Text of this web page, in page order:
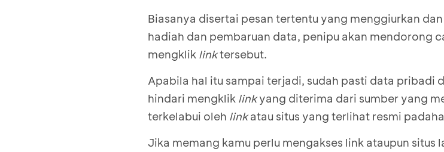
Biasanya disertai pesan tertentu yang menggiurkan
hadiah dan pembaruan data, penipu akan mendorong
mengklik linktersebut.
Apabila hal itu sampai terjadi, sudah pasti data pribadi
hindari mengklik linkyang diterima dari sumber yang
terkelabui oleh linkatau situs yang terlihat resmi
Jika memang kamu perlu mengakses link ataupun